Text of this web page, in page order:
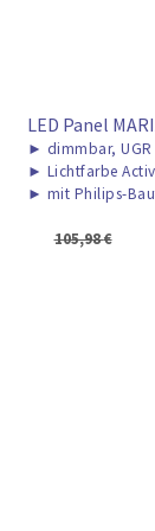
LED Panel
► dimmbar, UGR
► Lichtfarbe
► mit Philips-
105,98€